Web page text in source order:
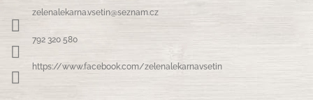
zelenalekarna.vsetin@seznam.cz
792 320 580
https://www.facebook.com/zelenalekarnavsetin